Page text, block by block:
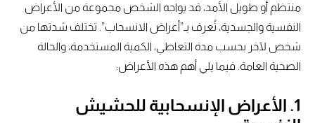
منتظم أو طويل الأمد، قد يواجه الشخص مجموعة من الأعراض
النفسية والجسدية، تُعرف بـ”أعراض الانسحاب”. تختلف شدتها من
شخص لآخر بحسب مدة التعاطي، الكمية المستخدمة، والحالة
الصحية العامة. فيما يلي أهم هذه الأعراض:
1. الأعراض الإنسحابية للحشيش